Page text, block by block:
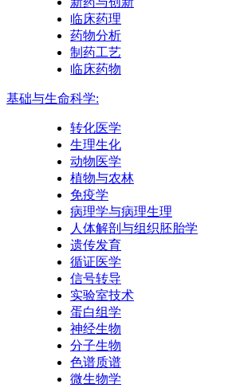
临床药理
药物分析
制药工艺
临床药物
基础与生命科学:
转化医学
生理生化
动物医学
植物与农林
免疫学
病理学与病理生理
人体解剖与组织胚胎学
遗传发育
循证医学
信号转导
实验室技术
蛋白组学
神经生物
分子生物
色谱质谱
微生物学